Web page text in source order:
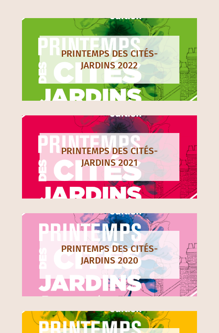
PRINTEMPS DES CITÉS-
JARDINS 2022
PRINTEMPS DES CITÉS-
JARDINS 2021
PRINTEMPS DES CITÉS-
JARDINS 2020